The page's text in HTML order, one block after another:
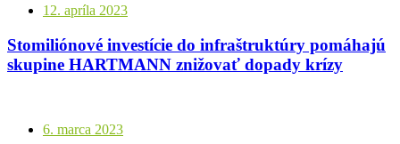
12. apríla 2023
Stomiliónové investície do infraštruktúry pomáhajú
skupine HARTMANN znižovať dopady krízy
6. marca 2023